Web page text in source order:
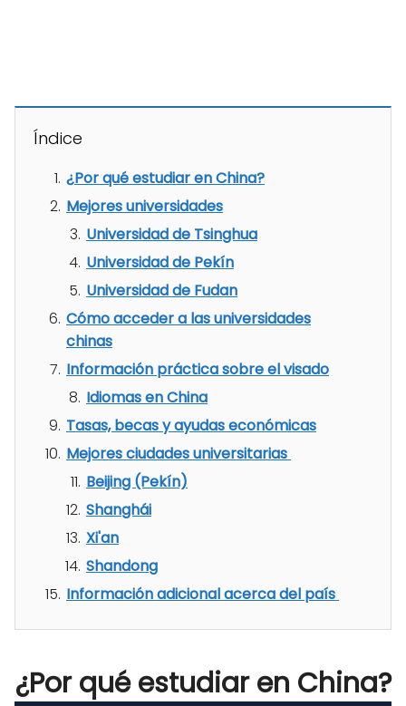
Índice
¿Por qué estudiar en China?
Mejores universidades
Universidad de Tsinghua
Universidad de Pekín
Universidad de Fudan
Cómo acceder a las universidades
chinas
Información práctica sobre el visado
Idiomas en China
Tasas, becas y ayudas económicas
Mejores ciudades universitarias
Beijing (Pekín)
Shanghái
Xi'an
Shandong
Información adicional acerca del país
¿Por qué estudiar en China?